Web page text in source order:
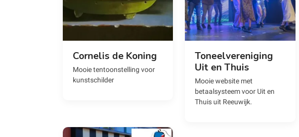
Cornelis de Koning
Mooie tentoonstelling voor
kunstschilder
Toneelvereniging
Uit en Thuis
Mooie website met
betaalsysteem voor Uit en
Thuis uit Reeuwijk.